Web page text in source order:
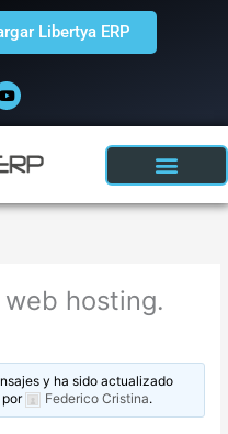
o
u
t
u
e
Libertya ERP
hosting.
y ha sido actualizado
por Federico Cristina.